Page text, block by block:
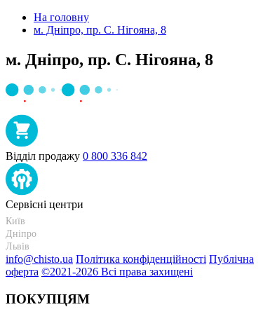
На головну
м. Дніпро, пр. С. Hігояна, 8
м. Дніпро, пр. С. Hігояна, 8
Відділ продажу 0 800 336 842
Сервісні центри
Київ
Дніпро
Львів
info@chisto.ua Політика конфіденційності Публічна
оферта ©2021-2026 Всі права захищені
ПОКУПЦЯМ